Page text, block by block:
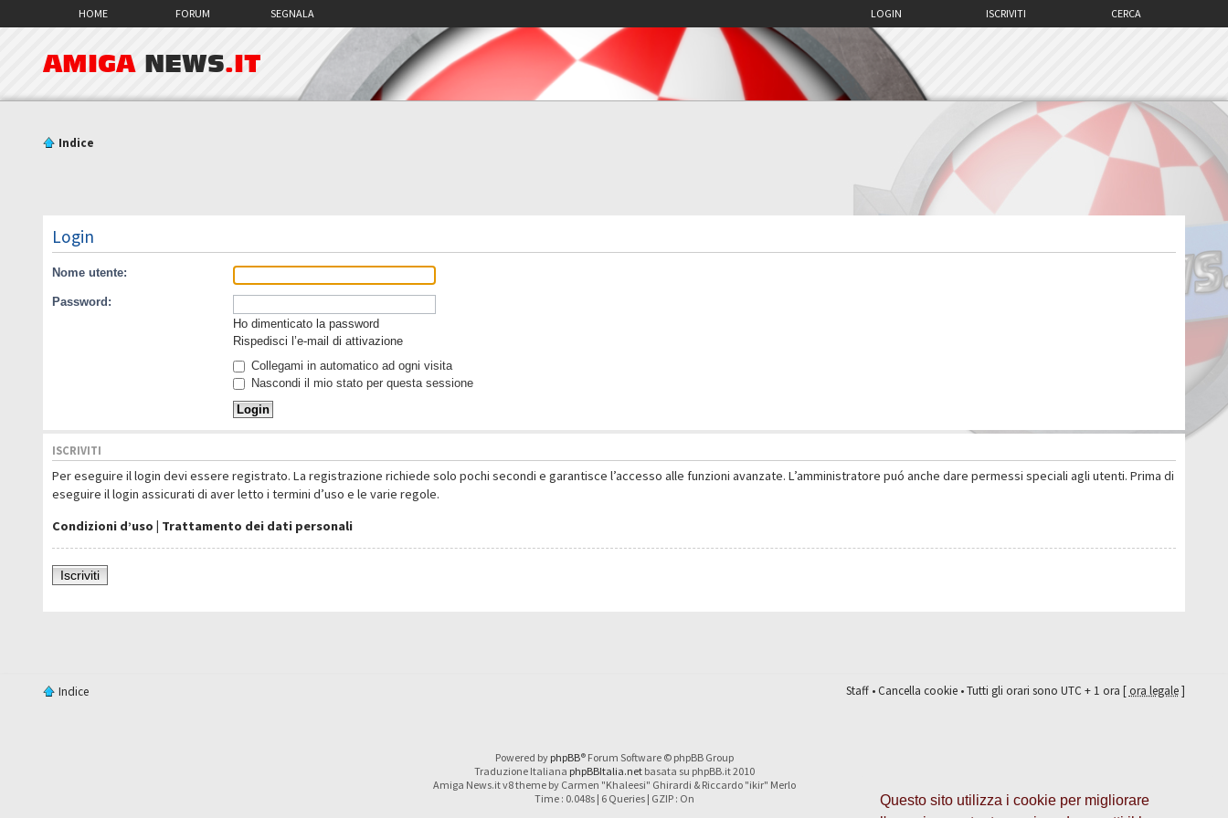
Questo sito utilizza i cookie per migliorare
HOME FORUM SEGNALA CERCA
ISCRIVITI
LOGIN
AMIGA NEWS.IT
Indice
Login
Nome utente:
Password:
Ho dimenticato la password
Rispedisci l’e-mail di attivazione
Collegami in automatico ad ogni visita
Nascondi il mio stato per questa sessione
ISCRIVITI
Per eseguire il login devi essere registrato. La registrazione richiede solo pochi secondi e garantisce l’accesso alle funzioni avanzate. L’amministratore puó anche dare permessi speciali agli utenti. Prima di
eseguire il login assicurati di aver letto i termini d’uso e le varie regole.
Condizioni d’uso | Trattamento dei dati personali
Iscriviti
Indice Staff•Cancella cookie• Tutti gli orari sono UTC + 1 ora [ora legale]
Powered by phpBB® Forum Software © phpBB Group
Traduzione Italiana phpBBItalia.netbasata su phpBB.it 2010
Amiga News.it v8 theme by Carmen "Khaleesi" Ghirardi & Riccardo "ikir" Merlo
Time : 0.048s | 6 Queries | GZIP : On